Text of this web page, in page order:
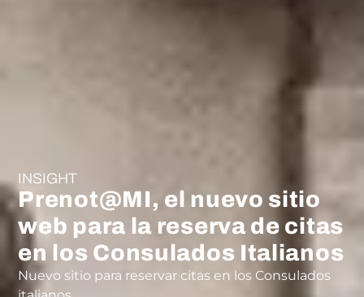
INSIGHT
Prenot@MI, el nuevo sitio
web para la reserva de citas
en los Consulados Italianos
Nuevo sitio para reservar citas en los Consulados